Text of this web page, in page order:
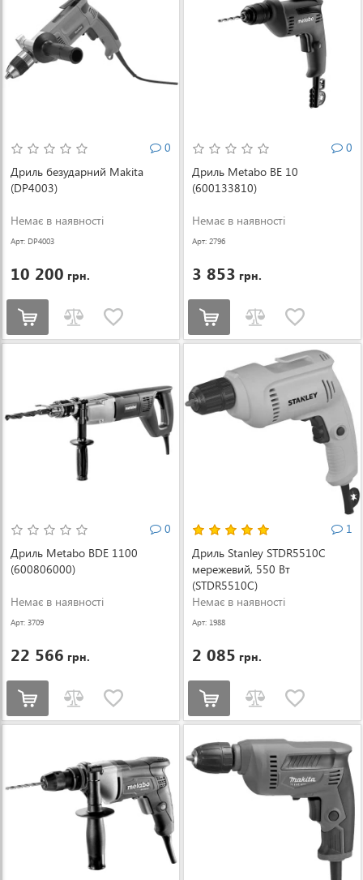
0
Дриль безударний Makita
(DP4003)
Немає в наявності
Арт: DP4003
10 200 грн.
0
Дриль Metabo BE 10
(600133810)
Немає в наявності
Арт: 2796
3 853 грн.
0
Дриль Metabo BDE 1100
(600806000)
Немає в наявності
Арт: 3709
22 566 грн.
1
Дриль Stanley STDR5510C
мережевий, 550 Вт
(STDR5510C)
Немає в наявності
Арт: 1988
2 085 грн.